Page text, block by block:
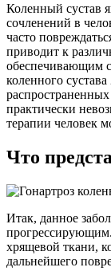
Коленный сустав
сочленений в
часто
приводит к
обеспечивающим
коленного
практически
терапии человек
Что
Итак, данное
хрящевой ткани,
дальнейшего